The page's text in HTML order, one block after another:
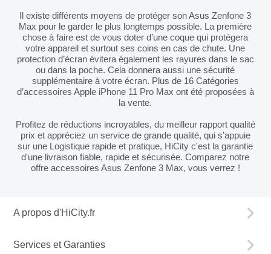
Il existe différents moyens de protéger son Asus Zenfone 3
Max pour le garder le plus longtemps possible. La première
chose à faire est de vous doter d’une coque qui protégera
votre appareil et surtout ses coins en cas de chute. Une
protection d’écran évitera également les rayures dans le sac
ou dans la poche. Cela donnera aussi une sécurité
supplémentaire à votre écran. Plus de 16 Catégories
d’accessoires Apple iPhone 11 Pro Max ont été proposées à
la vente.
Profitez de réductions incroyables, du meilleur rapport qualité
prix et appréciez un service de grande qualité, qui s’appuie
sur une Logistique rapide et pratique, HiCity c'est la garantie
d'une livraison fiable, rapide et sécurisée. Comparez notre
offre accessoires Asus Zenfone 3 Max, vous verrez !
A propos d'HiCity.fr
Services et Garanties